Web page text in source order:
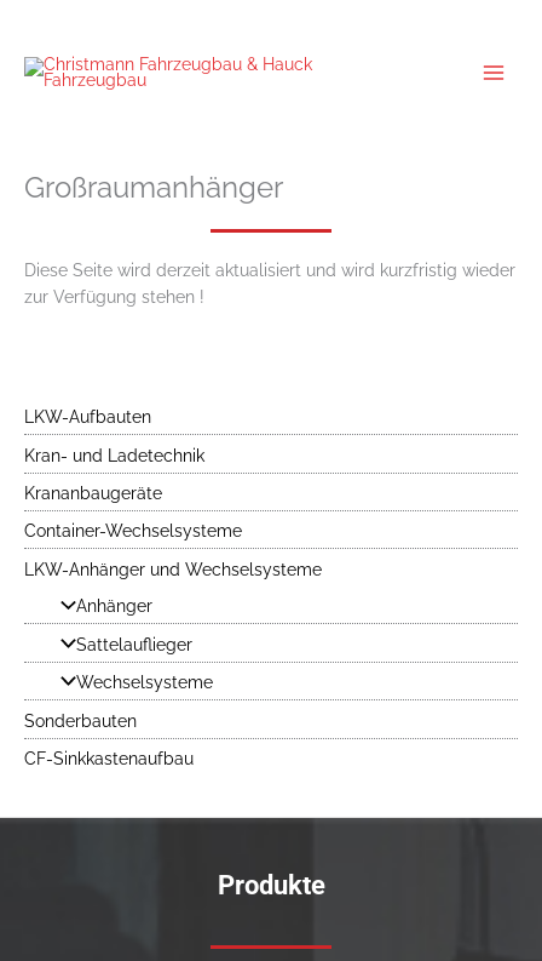
springen
LKW-Aufbauten
Kran- und Ladetechnik
Krananbaugeräte
Container-Wechselsysteme
LKW-Anhänger und Wechselsysteme
Anhänger
Sattelauflieger
Wechselsysteme
Sonderbauten
CF-Sinkkastenaufbau
Großraumanhänger
Diese Seite wird derzeit aktualisiert und wird kurzfristig wieder
zur Verfügung stehen !
Produkte